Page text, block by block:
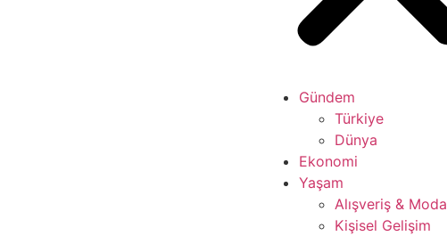
Gündem
Türkiye
Dünya
Ekonomi
Yaşam
Alışveriş & Moda
Kişisel Gelişim